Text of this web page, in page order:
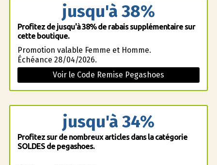
jusqu'à 38%
Profitez de jusqu'à 38% de rabais supplémentaire sur
cette boutique.
Promotion valable Femme et Homme.
Échéance 28/04/2026.
Voir le Code Remise Pegashoes
jusqu'à 34%
Profitez sur de nombreux articles dans la catégorie
SOLDES de pegashoes.